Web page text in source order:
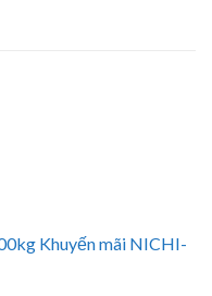
Khuyến mãi NICHI-